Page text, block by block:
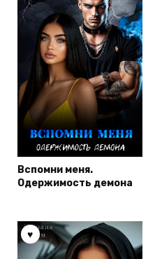
Вспомни меня.
Одержимость демона